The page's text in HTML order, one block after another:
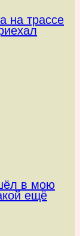
на трассе
в мою
ещё